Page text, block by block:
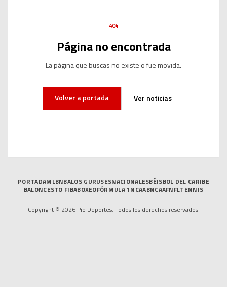
404
Página no encontrada
La página que buscas no existe o fue movida.
Volver a portada Ver noticias
PORTADAMLBNBALOS GURUSESNACIONALESBÉISBOL DEL CARIBE
BALONCESTO FIBABOXEOFÓRMULA 1NCAABNCAAFNFLTENNIS
Copyright © 2026 Pio Deportes. Todos los derechos reservados.